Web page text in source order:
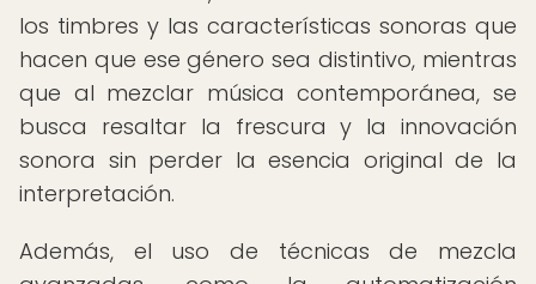
los timbres y las características sonoras que
hacen que ese género sea distintivo, mientras
que al mezclar música contemporánea, se
busca resaltar la frescura y la innovación
sonora sin perder la esencia original de la
interpretación.
Además, el uso de técnicas de mezcla